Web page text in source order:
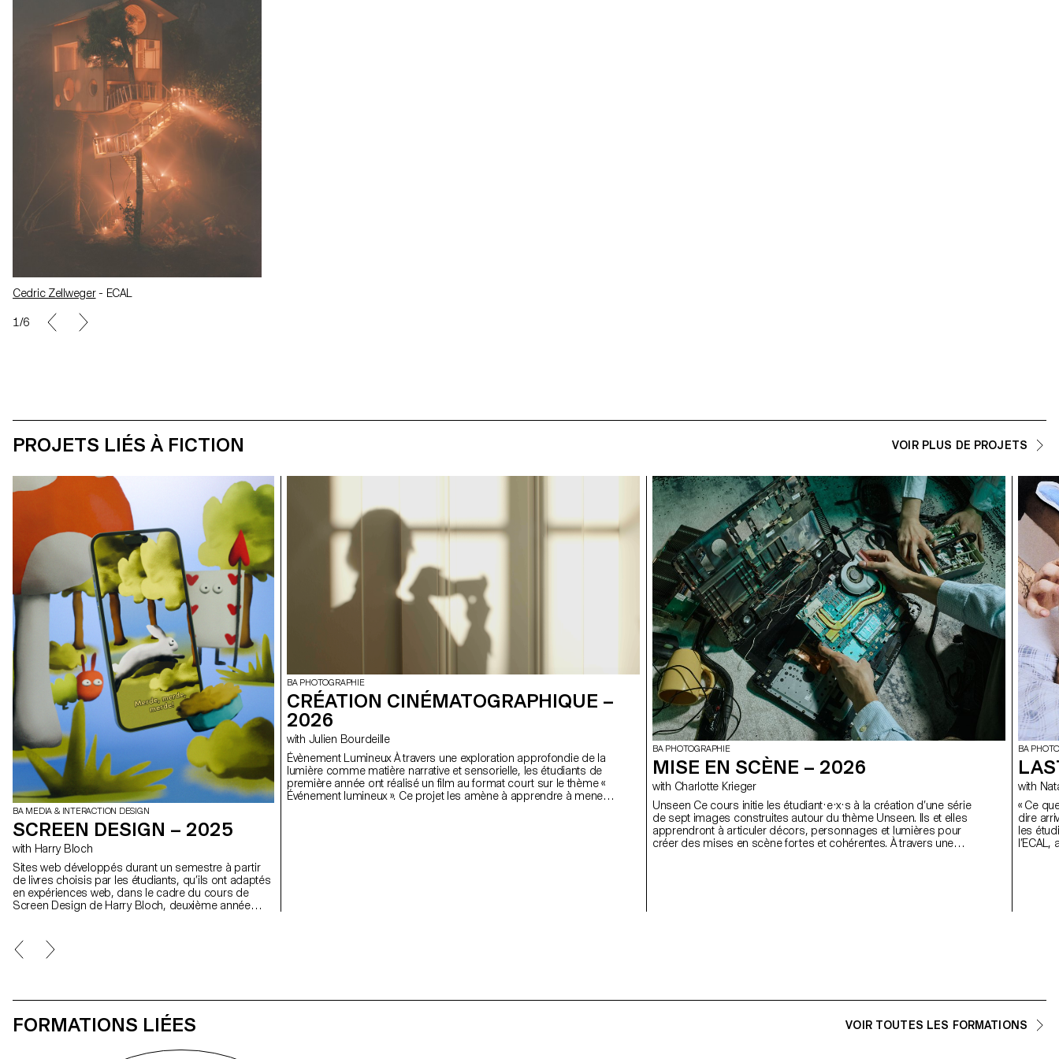
Cedric Zellweger- ECAL
1/6
PROJETS LIÉS À FICTION VOIR PLUS DE PROJETS
BA MEDIA & INTERACTION DESIGN
SCREEN DESIGN – 2025
with Harry Bloch
Sites web développés durant un semestre à partir
de livres choisis par les étudiants, qu’ils ont adaptés
en expériences web, dans le cadre du cours de
Screen Design de Harry Bloch, deuxième année
BA PHOTOGRAPHIE
CRÉATION CINÉMATOGRAPHIQUE –
2026
with Julien Bourdeille
Évènement Lumineux À travers une exploration approfondie de la
lumière comme matière narrative et sensorielle, les étudiants de
première année ont réalisé un film au format court sur le thème «
Événement lumineux ». Ce projet les amène à apprendre à mener
BA PHOTOGRAPHIE
MISE EN SCÈNE – 2026
with Charlotte Krieger
Unseen Ce cours initie les étudiant·e·x·s à la création d’une série
de sept images construites autour du thème Unseen. Ils et elles
apprendront à articuler décors, personnages et lumières pour
créer des mises en scène fortes et cohérentes. À travers une
BA
with
« Ce
dire
les
FORMATIONS LIÉES VOIR TOUTES LES FORMATIONS